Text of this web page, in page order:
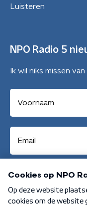
Luisteren
NPO Radio 5
Ik wil niks missen